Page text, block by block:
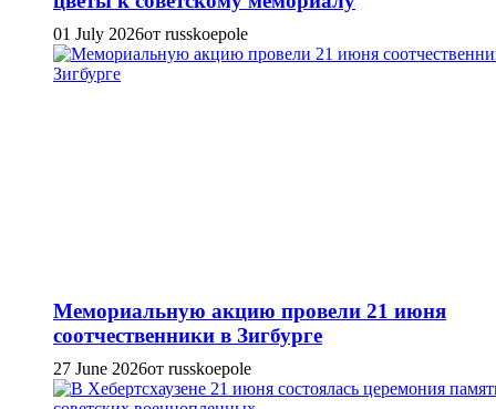
01 July 2026от russkoepole
Мемориальную акцию провели 21 июня
соотчественники в Зигбурге
27 June 2026от russkoepole